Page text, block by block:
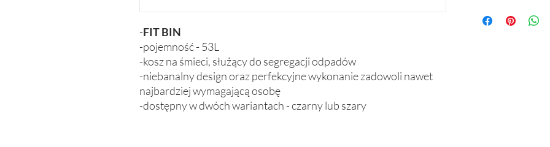
-FIT BIN
-pojemność - 53L
-kosz na śmieci, służący do segregacji odpadów
-niebanalny design oraz perfekcyjne wykonanie zadowoli nawet
najbardziej wymagającą osobę
-dostępny w dwóch wariantach - czarny lub szary